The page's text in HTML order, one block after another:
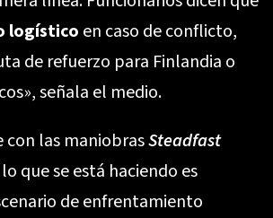
logístico en caso de conflicto,
de refuerzo para Finlandia o
señala el medio.
con las maniobrasSteadfast
que se está haciendo es
de enfrentamiento